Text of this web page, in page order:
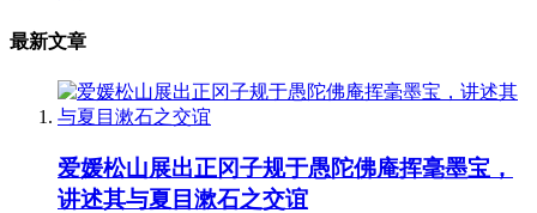
最新文章
爱媛松山展出正冈子规于愚陀佛庵挥毫墨宝，
讲述其与夏目漱石之交谊